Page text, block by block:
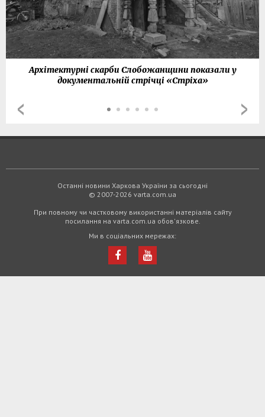
Архітектурні скарби Слобожанщини показали у
документальній стрічці «Стріха»
Останні новини Харкова України за сьогодні
© 2007-2026 varta.com.ua
При повному чи частковому використанні матеріалів сайту
посилання на varta.com.ua обов'язкове.
Ми в соціальних мережах: